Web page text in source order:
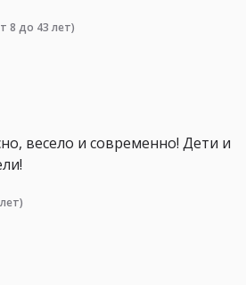
8 до 43 лет)
весело и современно! Дети и